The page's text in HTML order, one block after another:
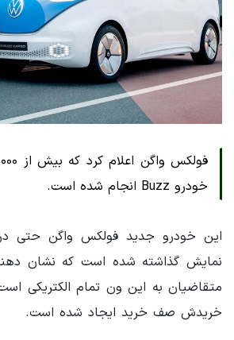
خودرو Buzz انجام شده است.
این خودرو جدید فولکس واگن حتی در
نمایش گذاشته شده است که نشان
متقاضیان به این ون تمام الکتریکی
خریدش صف خرید ایجاد شده است.